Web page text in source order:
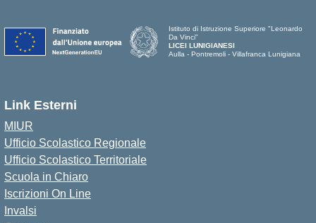
Istituto di Istruzione Superiore "Leonardo
Da Vinci"
LICEI LUNIGIANESI
Aulla - Pontremoli - Villafranca Lunigiana
Link Esterni
MIUR
Ufficio Scolastico Regionale
Ufficio Scolastico Territoriale
Scuola in Chiaro
Iscrizioni On Line
Invalsi